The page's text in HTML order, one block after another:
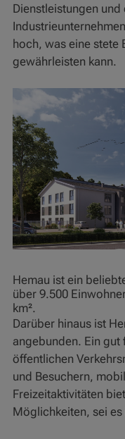
Dienstleistungen und
hoch, was eine stete
gewährleisten kann.
Hemau ist ein
über 9.500
km².
Darüber hinaus ist
angebunden. Ein gut
öffentlichen
und Besuchern,
Freizeitaktivitäten
Möglichkeiten, sei